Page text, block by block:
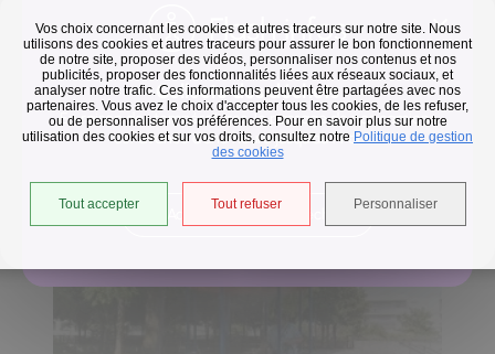
Vos choix concernant les cookies et autres traceurs sur notre site. Nous
utilisons des cookies et autres traceurs pour assurer le bon fonctionnement
de notre site, proposer des vidéos, personnaliser nos contenus et nos
publicités, proposer des fonctionnalités liées aux réseaux sociaux, et
analyser notre trafic. Ces informations peuvent être partagées avec nos
partenaires. Vous avez le choix d'accepter tous les cookies, de les refuser,
ou de personnaliser vos préférences. Pour en savoir plus sur notre
utilisation des cookies et sur vos droits, consultez notre Politique de gestion
des cookies
Tout accepter Tout refuser Personnaliser
Flash infos
Collecte des déchets
En raison des températures, le passage de nos camions
est avancé d'une heure jusqu'au 14 août.
Accéder à l'univers déchets
Horaires de collecte adaptés aux périodes de fortes